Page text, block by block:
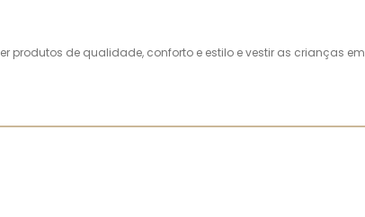
produtos de qualidade, conforto e estilo e vestir as crianças